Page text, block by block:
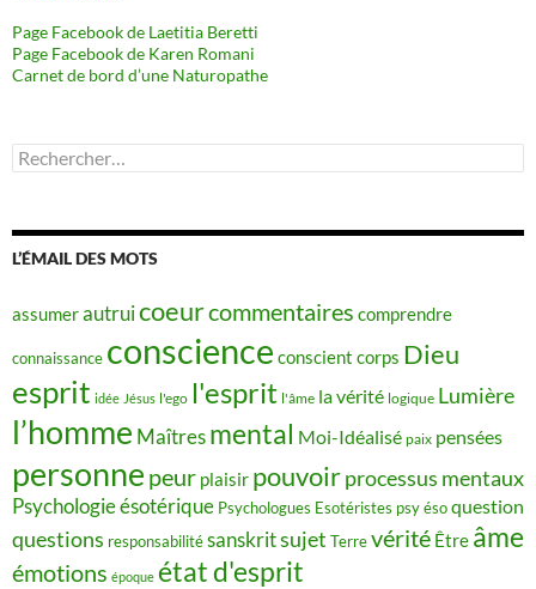
Page Facebook de Laetitia Beretti
Page Facebook de Karen Romani
Carnet de bord d’une Naturopathe
Rechercher :
L’ÉMAIL DES MOTS
assumerautruicoeurcommentaires comprendre
connaissance conscience conscient corps Dieu
esprit idée Jésus l'ego l'esprit l'âme la vérité logique Lumière
l’homme Maîtres mental Moi-Idéalisé paix pensées
personne peur plaisir pouvoirprocessus mentaux
Psychologie ésotérique Psychologues Esotéristes psy ésoquestion
questions responsabilitésanskritsujet Terrevérité Être âme
émotions époque état d'esprit